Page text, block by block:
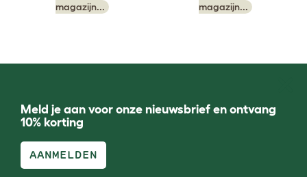
magazijn...
magazijn...
Meld je aan voor onze nieuwsbrief en ontvang
10% korting
AANMELDEN